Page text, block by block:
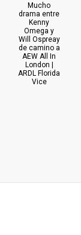
Mucho
drama entre
Kenny
Omega y
Will Ospreay
de camino a
AEW All In
London |
ARDL Florida
Vice